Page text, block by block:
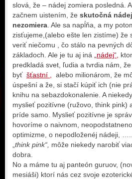
slová, že – nádej zomiera posledná.
začnem uistením, že skutočná
nezomiera . Ale sa napĺňa, a my
zisťujeme,(alebo ešte len zistíme) že
veriť niečomu , čo stálo na pevných
základoch. Ale je tu aj iná
„nádej“,
predkladá svet, ľudia a tvrdia nám,
byť šťastní ,
alebo milionárom, že
úspešní a že, si stačí kúpiť ich (nie
knihu na sebazdokonalenie. A
myslieť pozitívne (ružovo, think pink)
príde samo. Myslieť pozitívne je
hovoríme o naivnom,
optimizme, o nepodloženéj nádeji,
think pink“, môže niekedy narobiť
dobra.
No a máme tu aj panteón guruov,
mesiáši) ktorí nás cez svoje